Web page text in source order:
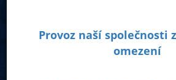
0
Obchodní
Provoz naší společnosti
omezení